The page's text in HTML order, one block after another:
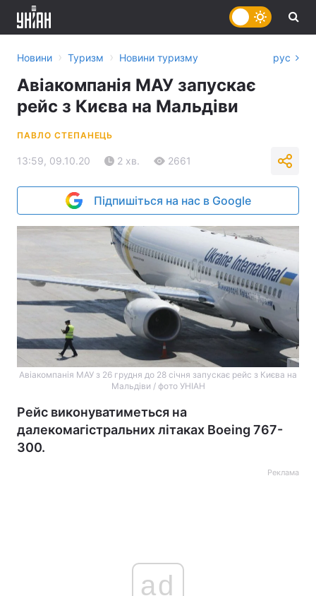
Новини › Туризм › Новини туризму рус
Авіакомпанія МАУ запускає
рейс з Києва на Мальдіви
ПАВЛО СТЕПАНЕЦЬ
13:59, 09.10.20 2 хв. 2661
Підпишіться на нас в Google
Авіакомпанія МАУ з 26 грудня до 28 січня запускає рейс з Києва на
Мальдіви / фото УНІАН
Рейс виконуватиметься на
далекомагістральних літаках Boeing 767-
300.
Реклама
ad